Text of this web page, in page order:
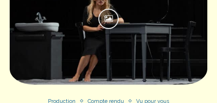
Production Compte rendu Vu pour vous